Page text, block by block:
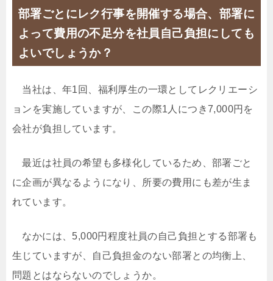
部署ごとにレク行事を開催する場合、部署に
よって費用の不足分を社員自己負担にしても
よいでしょうか？
当社は、年1回、福利厚生の一環としてレクリエーシ
ョンを実施していますが、この際1人につき7,000円を
会社が負担しています。
最近は社員の希望も多様化しているため、部署ごと
に企画が異なるようになり、所要の費用にも差が生ま
れています。
なかには、5,000円程度社員の自己負担とする部署も
生じていますが、自己負担金のない部署との均衡上、
問題とはならないのでしょうか。